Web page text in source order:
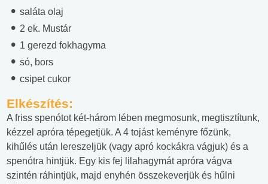
saláta olaj
2 ek. Mustár
1 gerezd fokhagyma
só, bors
csipet cukor
Elkészítés:
A friss spenótot két-három lében megmosunk, megtisztítunk,
kézzel apróra tépegetjük. A 4 tojást keményre főzünk,
kihűlés után lereszeljük (vagy apró kockákra vágjuk) és a
spenótra hintjük. Egy kis fej lilahagymát apróra vágva
szintén ráhintjük, majd enyhén összekeverjük és hűlni